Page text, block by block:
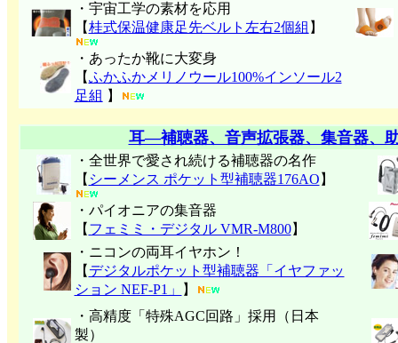
・宇宙工学の素材を応用
【桂式保温健康足先ベルト左右2個組 】
・あったか靴に大変身
【ふかふかメリノウール100%インソール2
足組 】
耳―補聴器、音声拡張器、集音器、
・全世界で愛され続ける補聴器の名作
【 シーメンス ポケット型補聴器176AO 】
・パイオニアの集音器
【 フェミミ・デジタル VMR-M800】
・ニコンの両耳イヤホン！
【 デジタルポケット型補聴器「イヤファッ
ション NEF-P1」
】
・高精度「特殊AGC回路」採用（日本
製）